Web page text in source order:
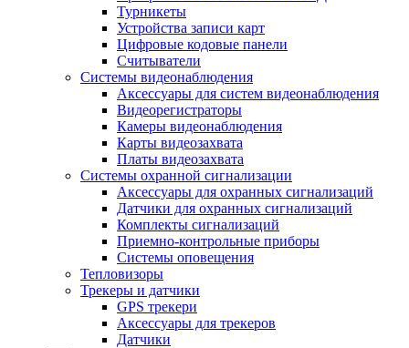
Турникеты
Устройства записи карт
Цифровые кодовые панели
Считыватели
Системы видеонаблюдения
Аксессуары для систем видеонаблюдения
Видеорегистраторы
Камеры видеонаблюдения
Карты видеозахвата
Платы видеозахвата
Системы охранной сигнализации
Аксессуары для охранных сигнализаций
Датчики для охранных сигнализаций
Комплекты сигнализаций
Приемно-контрольные приборы
Системы оповещения
Тепловизоры
Трекеры и датчики
GPS трекери
Аксессуары для трекеров
Датчики